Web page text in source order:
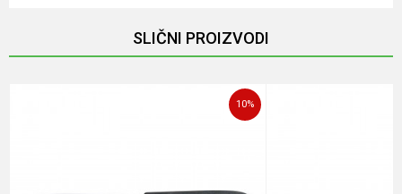
SLIČNI PROIZVODI
10%